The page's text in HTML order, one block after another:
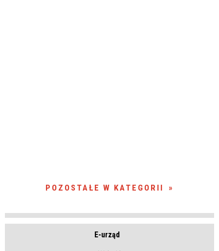
POZOSTAŁE W KATEGORII
E-urząd